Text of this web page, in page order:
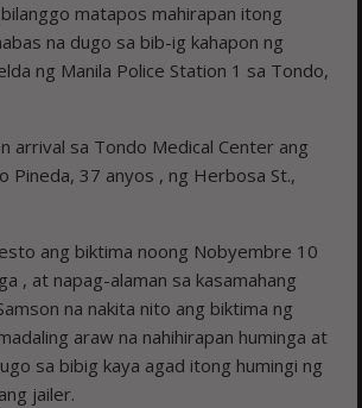
matapos mahirapan itong
na dugo sa bib-ig kahapon ng
ng Manila Police Station 1 sa Tondo,
arrival sa Tondo Medical Center ang
Pineda, 37 anyos , ng Herbosa St.,
ang biktima noong Nobyembre 10
, at napag-alaman sa kasamahang
na nakita nito ang biktima ng
araw na nahihirapan huminga at
sa bibig kaya agad itong humingi ng
jailer.